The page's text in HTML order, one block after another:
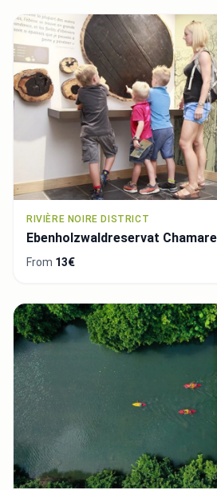
RIVIÈRE NOIRE DISTRICT
Ebenholzwaldreservat
From 13€